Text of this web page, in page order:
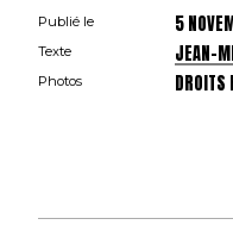
Publié le 5
Texte JEAN-
Photos DROITS